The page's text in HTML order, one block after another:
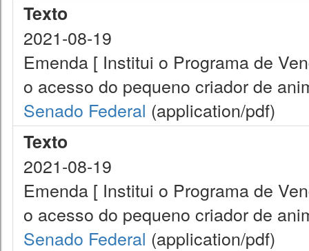
Texto
2021-08-19
Emenda [ Institui o Programa de
o acesso do pequeno criador de
Senado Federal (application/pdf)
Texto
2021-08-19
Emenda [ Institui o Programa de
o acesso do pequeno criador de
Senado Federal (application/pdf)